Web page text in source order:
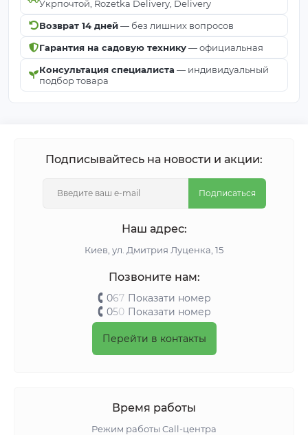
Укрпочтой, Rozetka Delivery, Delivery
Возврат 14 дней— без лишних вопросов
Гарантия на садовую технику— официальная
Консультация специалиста — индивидуальный
подбор товара
Подписывайтесь на новости и акции:
Подписаться
Наш адрес:
Киeв, ул. Дмитрия Луценка, 15
Позвоните нам:
067 Показати номер
050 Показати номер
Перейти в контакты
Время работы
Режим работы Call-центра